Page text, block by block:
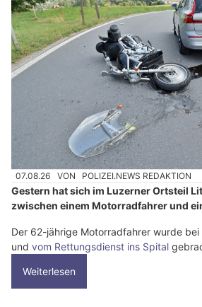
07.08.26 VON POLIZEI.NEWS REDAKTION
Gestern hat sich im Luzerner Ortsteil
zwischen einem Motorradfahrer und
Der 62-jährige Motorradfahrer wurde
und vom Rettungsdienst ins Spital
Weiterlesen